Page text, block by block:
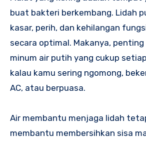
buat bakteri berkembang. Lidah
kasar, perih, dan kehilangan
secara optimal. Makanya,
minum air putih yang cukup
kalau kamu sering ngomong,
AC, atau berpuasa.
Air membantu menjaga lidah
membantu membersihkan sisa